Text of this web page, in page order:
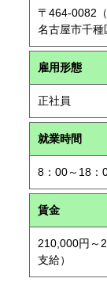
〒464-0082
名古屋市千
雇用形態
正社員
就業時間
8：00～18：
賃金
210,000円～
支給）